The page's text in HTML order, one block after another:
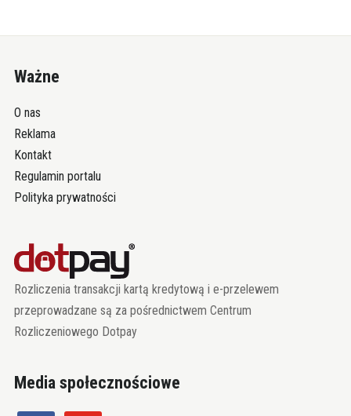
Ważne
O nas
Reklama
Kontakt
Regulamin portalu
Polityka prywatności
Rozliczenia transakcji kartą kredytową i e-przelewem
przeprowadzane są za pośrednictwem Centrum
Rozliczeniowego Dotpay
Media społecznościowe